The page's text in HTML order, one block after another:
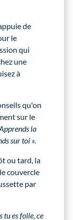
de
le
qui
une
à
qu'on
sur le
la
sur toi ».
ou tard, la
couvercle
par
tu es folle, ce